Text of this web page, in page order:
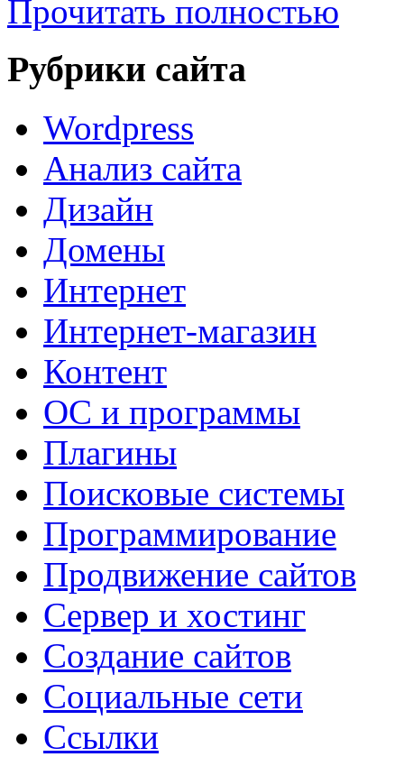
Прочитать полностью
Рубрики сайта
Wordpress
Анализ сайта
Дизайн
Домены
Интернет
Интернет-магазин
Контент
ОС и программы
Плагины
Поисковые системы
Программирование
Продвижение сайтов
Сервер и хостинг
Создание сайтов
Социальные сети
Ссылки